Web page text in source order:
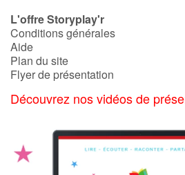
Autour du monde
Apprentissage
Art, espace, activité
En famille
L'offre Storyplay'r
Conditions générales
Aide
Plan du site
Flyer de présentation
Découvrez nos vidéos de